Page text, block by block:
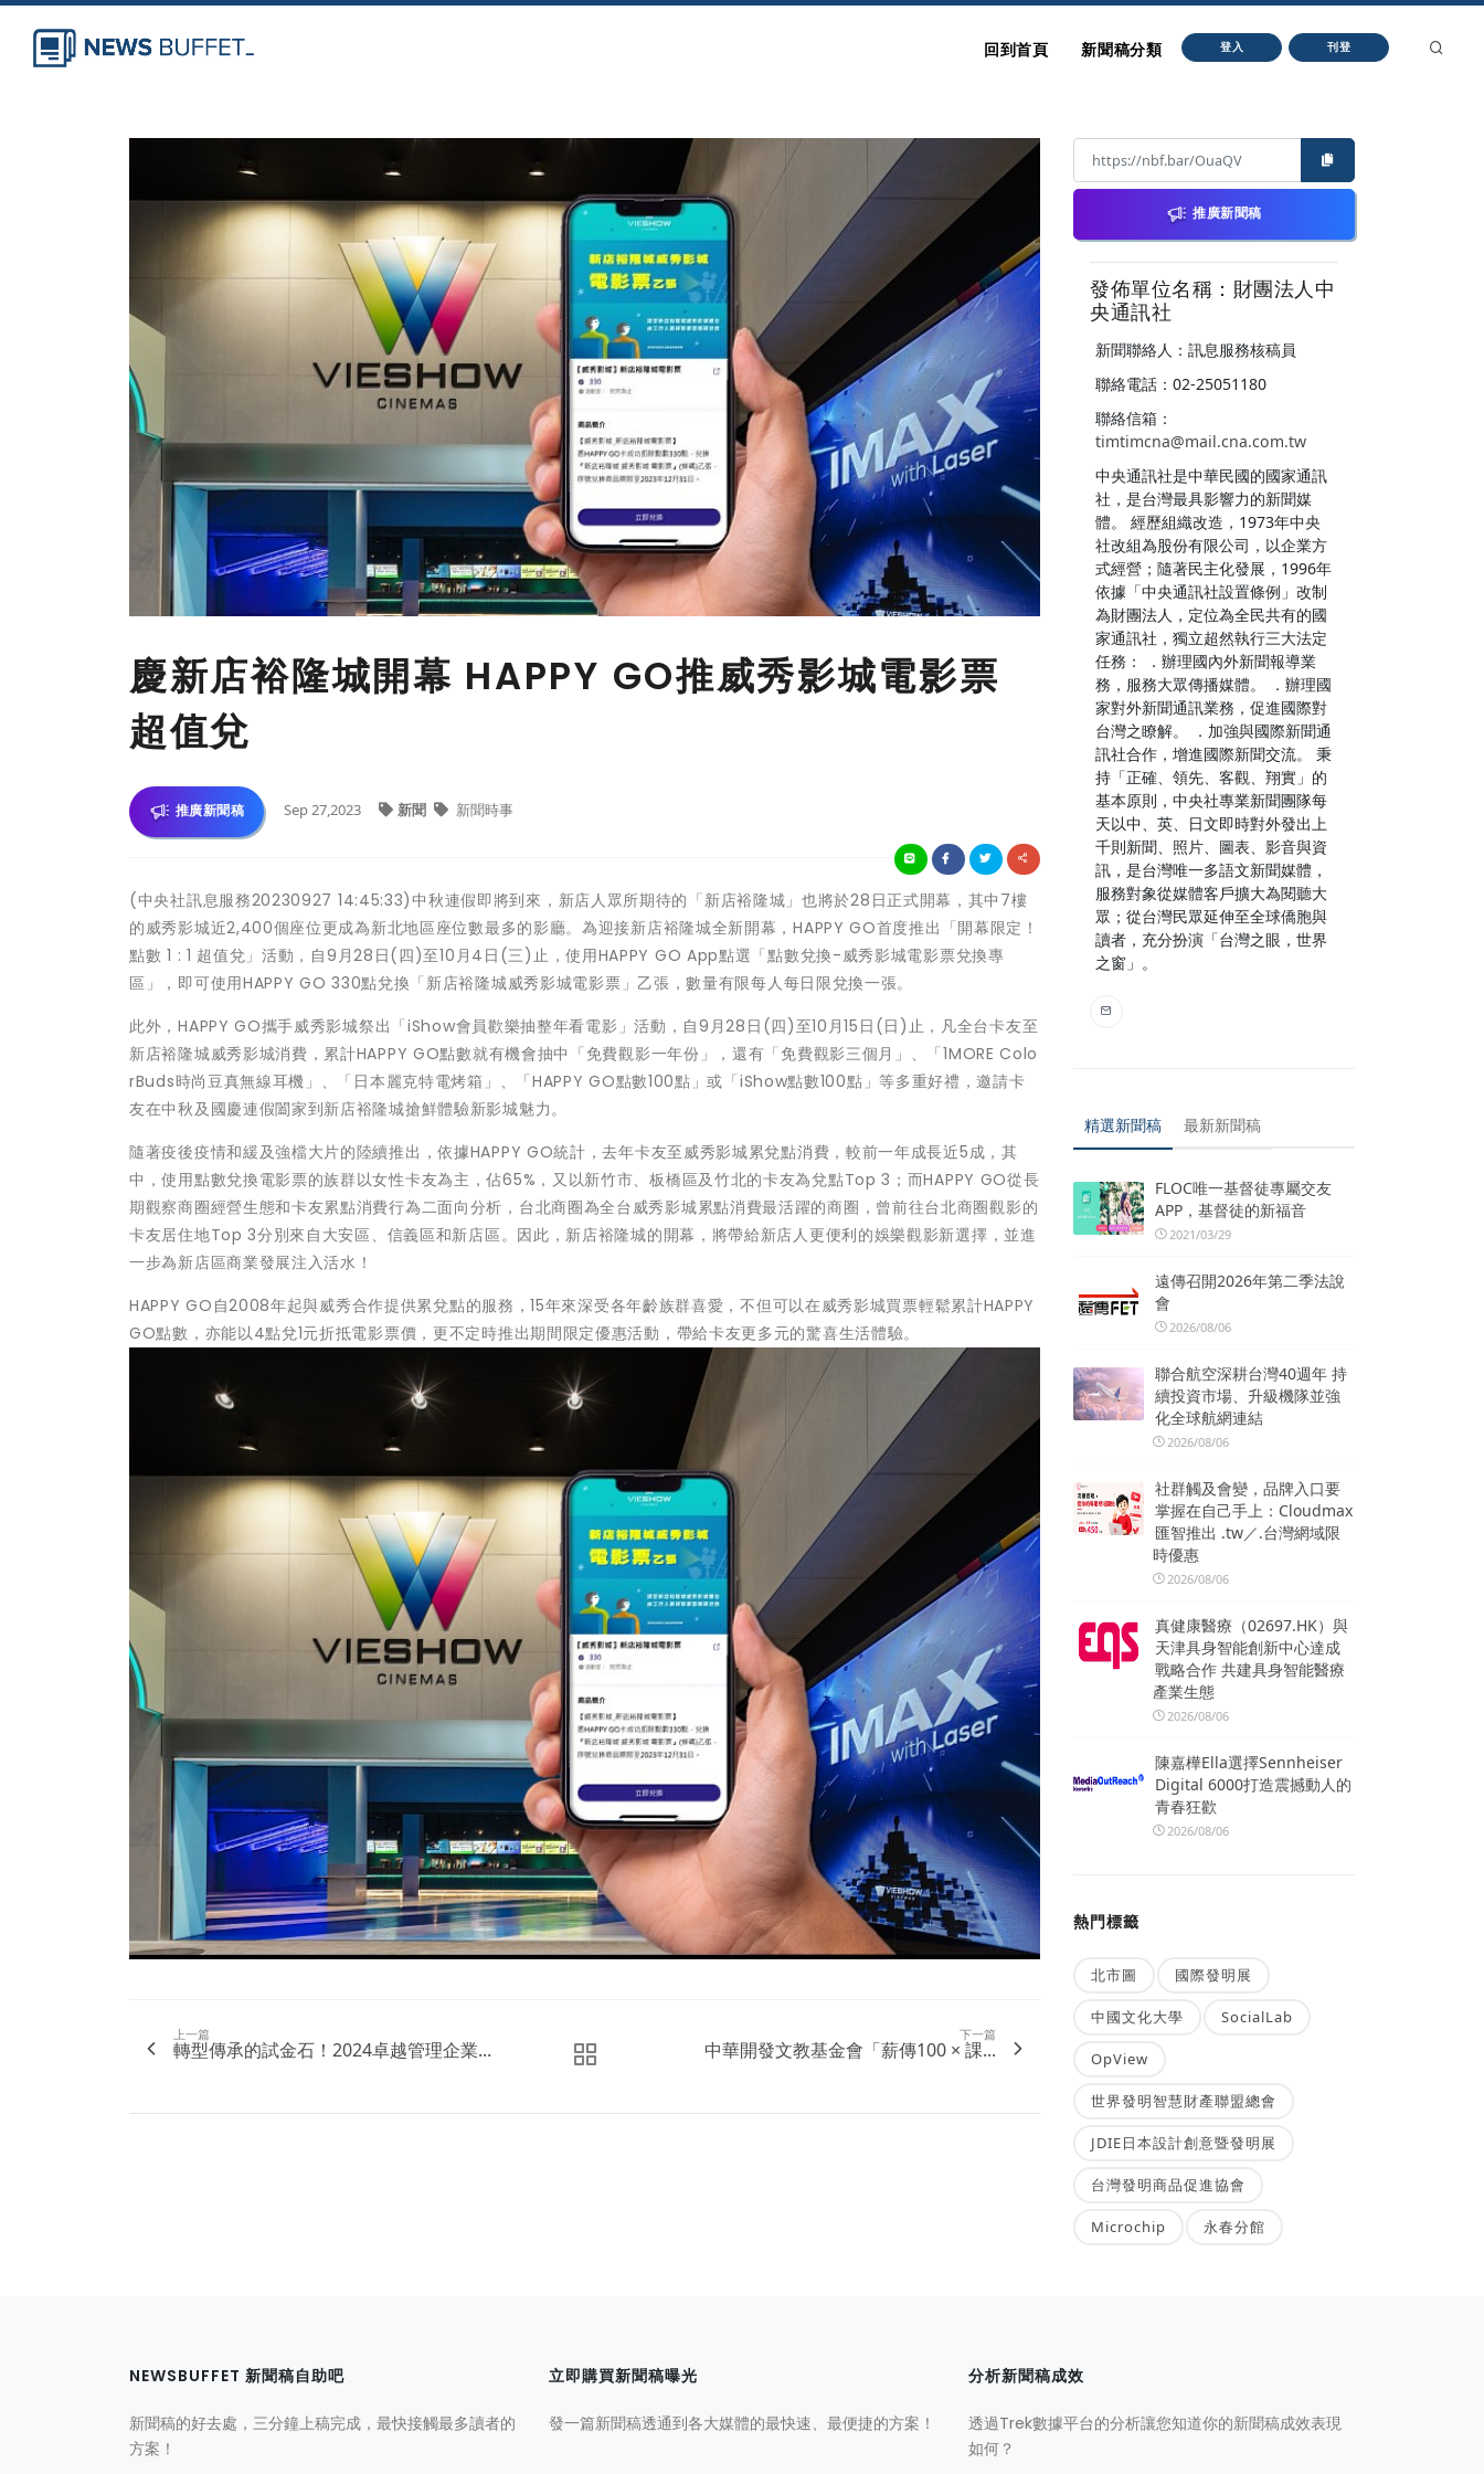
回到首頁 新聞稿分類 登入 刊登
慶新店裕隆城開幕 HAPPY GO推威秀影城電影票
超值兌
推廣新聞稿 Sep 27,2023 新聞 新聞時事
(中央社訊息服務20230927 14:45:33)中秋連假即將到來，新店人眾所期待的「新店裕隆城」也將於28日正式開幕，其中7樓
的威秀影城近2,400個座位更成為新北地區座位數最多的影廳。為迎接新店裕隆城全新開幕，HAPPY GO首度推出「開幕限定！
點數 1 : 1 超值兌」活動，自9月28日(四)至10月4日(三)止，使用HAPPY GO App點選「點數兌換-威秀影城電影票兌換專
區」，即可使用HAPPY GO 330點兌換「新店裕隆城威秀影城電影票」乙張，數量有限每人每日限兌換一張。
此外，HAPPY GO攜手威秀影城祭出「iShow會員歡樂抽整年看電影」活動，自9月28日(四)至10月15日(日)止，凡全台卡友至
新店裕隆城威秀影城消費，累計HAPPY GO點數就有機會抽中「免費觀影一年份」，還有「免費觀影三個月」、「1MORE Colo
rBuds時尚豆真無線耳機」、「日本麗克特電烤箱」、「HAPPY GO點數100點」或「iShow點數100點」等多重好禮，邀請卡
友在中秋及國慶連假闔家到新店裕隆城搶鮮體驗新影城魅力。
隨著疫後疫情和緩及強檔大片的陸續推出，依據HAPPY GO統計，去年卡友至威秀影城累兌點消費，較前一年成長近5成，其
中，使用點數兌換電影票的族群以女性卡友為主，佔65%，又以新竹市、板橋區及竹北的卡友為兌點Top 3；而HAPPY GO從長
期觀察商圈經營生態和卡友累點消費行為二面向分析，台北商圈為全台威秀影城累點消費最活躍的商圈，曾前往台北商圈觀影的
卡友居住地Top 3分別來自大安區、信義區和新店區。因此，新店裕隆城的開幕，將帶給新店人更便利的娛樂觀影新選擇，並進
一步為新店區商業發展注入活水！
HAPPY GO自2008年起與威秀合作提供累兌點的服務，15年來深受各年齡族群喜愛，不但可以在威秀影城買票輕鬆累計HAPPY
GO點數，亦能以4點兌1元折抵電影票價，更不定時推出期間限定優惠活動，帶給卡友更多元的驚喜生活體驗。
上一篇
轉型傳承的試金石！2024卓越管理企業...
下一篇
中華開發文教基金會「薪傳100 × 課...
推廣新聞稿
發佈單位名稱：財團法人中
央通訊社
新聞聯絡人：訊息服務核稿員
聯絡電話：02-25051180
聯絡信箱：
timtimcna@mail.cna.com.tw
中央通訊社是中華民國的國家通訊
社，是台灣最具影響力的新聞媒
體。 經歷組織改造，1973年中央
社改組為股份有限公司，以企業方
式經營；隨著民主化發展，1996年
依據「中央通訊社設置條例」改制
為財團法人，定位為全民共有的國
家通訊社，獨立超然執行三大法定
任務： ．辦理國內外新聞報導業
務，服務大眾傳播媒體。 ．辦理國
家對外新聞通訊業務，促進國際對
台灣之瞭解。 ．加強與國際新聞通
訊社合作，增進國際新聞交流。 秉
持「正確、領先、客觀、翔實」的
基本原則，中央社專業新聞團隊每
天以中、英、日文即時對外發出上
千則新聞、照片、圖表、影音與資
訊，是台灣唯一多語文新聞媒體，
服務對象從媒體客戶擴大為閱聽大
眾；從台灣民眾延伸至全球僑胞與
讀者，充分扮演「台灣之眼，世界
之窗」。
精選新聞稿 最新新聞稿
FLOC唯一基督徒專屬交友
APP，基督徒的新福音
2021/03/29
遠傳召開2026年第二季法說
會
2026/08/06
聯合航空深耕台灣40週年 持
續投資市場、升級機隊並強
化全球航網連結
2026/08/06
社群觸及會變，品牌入口要
掌握在自己手上：Cloudmax
匯智推出 .tw／.台灣網域限
時優惠
2026/08/06
真健康醫療（02697.HK）與
天津具身智能創新中心達成
戰略合作 共建具身智能醫療
產業生態
2026/08/06
陳嘉樺Ella選擇Sennheiser
Digital 6000打造震撼動人的
青春狂歡
2026/08/06
熱門標籤
北市圖 國際發明展
中國文化大學 SocialLab
OpView
世界發明智慧財產聯盟總會
JDIE日本設計創意暨發明展
台灣發明商品促進協會
Microchip 永春分館
NEWSBUFFET 新聞稿自助吧
新聞稿的好去處，三分鐘上稿完成，最快接觸最多讀者的
方案！
立即購買新聞稿曝光
發一篇新聞稿透通到各大媒體的最快速、最便捷的方案！
分析新聞稿成效
透過Trek數據平台的分析讓您知道你的新聞稿成效表現
如何？